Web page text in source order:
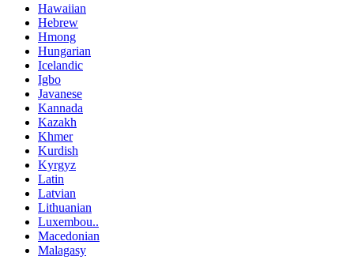
Hawaiian
Hebrew
Hmong
Hungarian
Icelandic
Igbo
Javanese
Kannada
Kazakh
Khmer
Kurdish
Kyrgyz
Latin
Latvian
Lithuanian
Luxembou..
Macedonian
Malagasy